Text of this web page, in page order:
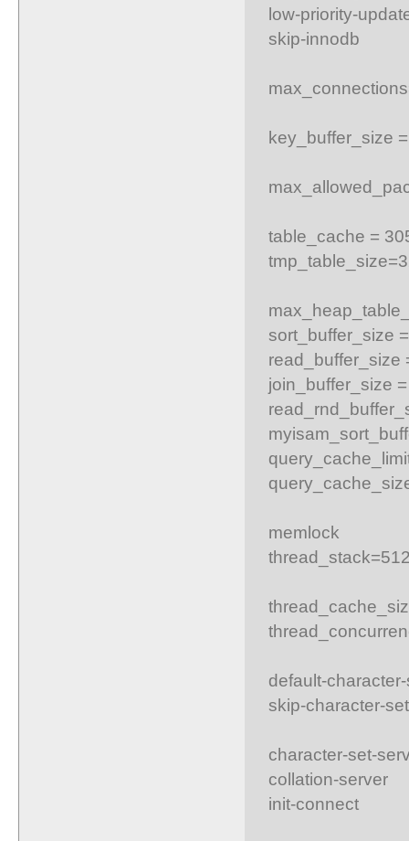
low-priority-
skip-innodb
key_buffer_size
table_cache =
sort_buffer_size
read_buffer_size
join_buffer_size
memlock
default-
skip-character-
character-set-
collation-server
init-connect =